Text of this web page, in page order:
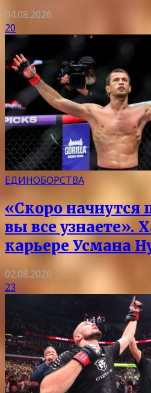
04.08.2026
20
ЕДИНОБОРСТВА
«Скоро начнутся
вы все узнаете».
карьере Усмана
02.08.2026
23